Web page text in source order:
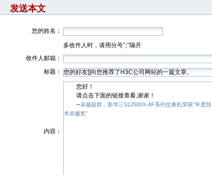
发送本文
您的姓名：
多收件人时，请用分号";"隔开
收件人邮箱：
标题：
内容：
您好！
请点击下面的链接查看,谢谢！
--卓越超群，新华三S12500X-AF系列交换机荣获”年度技
术卓越奖”